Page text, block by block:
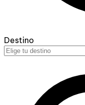
Destino